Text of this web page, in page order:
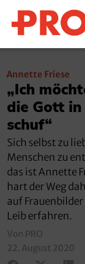
Annette Friese
„Ich
die Gott in
schuf“
Sich selbst zu
Menschen zu
das ist Annette
hart der Weg
auf
Leib erfahren.
Von PRO
22. August 2020